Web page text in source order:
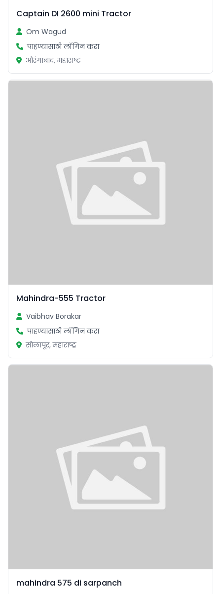
Captain DI 2600 mini Tractor
Om Wagud
पाहण्यासाठी लॉगिन करा
औरंगाबाद, महाराष्ट्र
Mahindra-555 Tractor
Vaibhav Borakar
पाहण्यासाठी लॉगिन करा
सोलापूर, महाराष्ट्र
mahindra 575 di sarpanch